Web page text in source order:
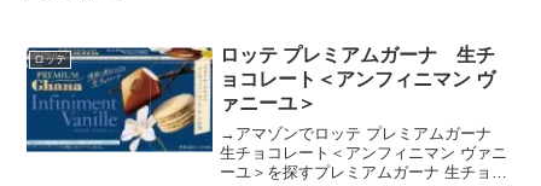
ロッテ
ロッテ プレミアムガーナ 生チ
ョコレート＜アンフィニマン ヴ
ァニーユ＞
→アマゾンでロッテ プレミアムガーナ
生チョコレート＜アンフィニマン ヴァニ
ーユ＞を探すプレミアムガーナ 生チョコ